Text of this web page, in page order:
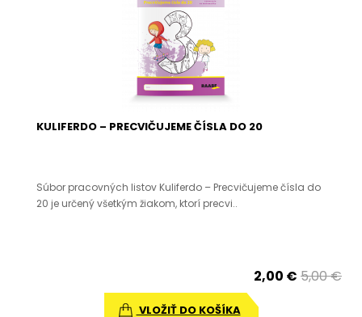
KULIFERDO – PRECVIČUJEME ČÍSLA DO 20
Súbor pracovných listov Kuliferdo – Precvičujeme čísla do
20 je určený všetkým žiakom, ktorí precvi..
2,00 € 5,00 €
VLOŽIŤ DO KOŠÍKA